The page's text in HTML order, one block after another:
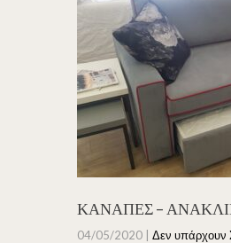
ΚΑΝΑΠΕΣ –
04/05/2020 Δεν υπάρχουν